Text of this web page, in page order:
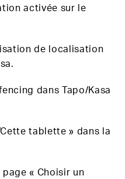
activée sur le
de localisation
dans Tapo/Kasa
tablette » dans la
« Choisir un